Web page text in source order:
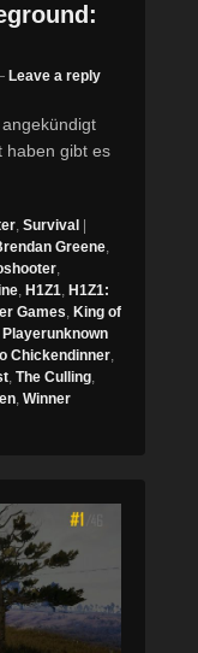
Leave a reply
haben gibt es
, Survival
Greene,
,
, H1Z1, H1Z1:
Games, King of
Playerunknown
Chickendinner,
, The Culling,
, Winner